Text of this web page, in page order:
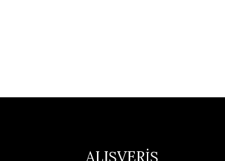
ALIŞVERİŞ